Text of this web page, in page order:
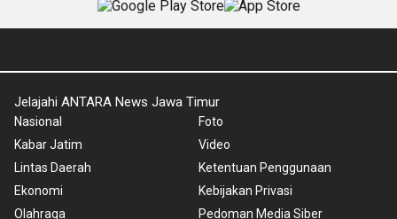
Jelajahi ANTARA News Jawa Timur
Nasional
Kabar Jatim
Lintas Daerah
Ekonomi
Olahraga
Foto
Video
Ketentuan Penggunaan
Kebijakan Privasi
Pedoman Media Siber